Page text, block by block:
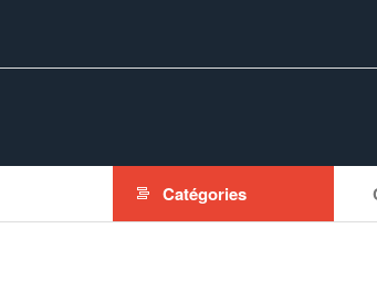
Catégories